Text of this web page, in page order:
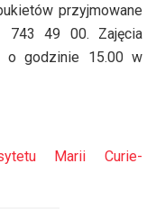
przyjmowane
743 49 00. Zajęcia
o godzinie 15.00 w
Marii Curie-